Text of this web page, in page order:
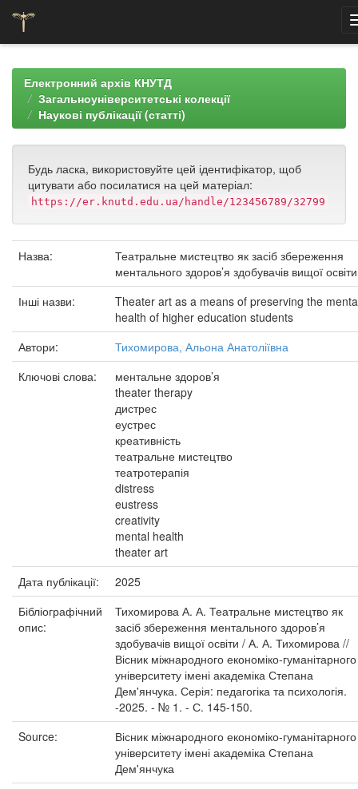
navigationЕлектронний архів КНУТД
Загальноуніверситетські колекції
Наукові публікації (статті)
Будь ласка, використовуйте цей ідентифікатор, щоб
цитувати або посилатися на цей матеріал:
https://er.knutd.edu.ua/handle/123456789/32799
Назва:
Театральне мистецтво як засіб збереження
ментального здоров’я здобувачів вищої
Інші назви:
Theater art as a means of preserving the
health of higher education students
Автори:
Тихомирова, Альона Анатоліївна
Ключові слова:
ментальне здоров’я
theater therapy
дистрес
еустрес
креативність
театральне мистецтво
театротерапія
distress
eustress
creativity
mental health
theater art
Дата публікації:
2025
Бібліографічний
опис:
Тихомирова А. А. Театральне мистецтво як
засіб збереження ментального здоров’я
здобувачів вищої освіти / А. А. Тихомирова //
Вісник міжнародного економіко-гуманітарного
університету імені академіка Степана
Дем'янчука. Серія: педагогіка та психологія.
-2025. - № 1. - С. 145-150.
Source:
Вісник міжнародного економіко-гуманітарного
університету імені академіка Степана
Дем'янчука